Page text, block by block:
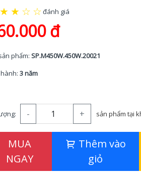
★ ★ ☆ ☆đánh giá
đ
phẩm: SP.M450W.450W.20021
3 năm
- + sản phẩm tại
MUA
NGAY
Thêm vào
giỏ